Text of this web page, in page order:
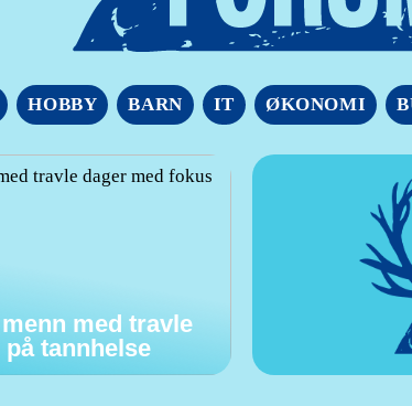
HOBBY BARN IT ØKONOMI
med travle
tannhelse